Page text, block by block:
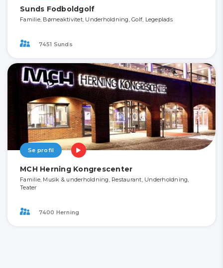
Sunds Fodboldgolf
Familie, Børneaktivitet, Underholdning, Golf, Legeplads
7451 Sunds
Se profil
MCH Herning Kongrescenter
Familie, Musik & underholdning, Restaurant, Underholdning,
Teater
7400 Herning